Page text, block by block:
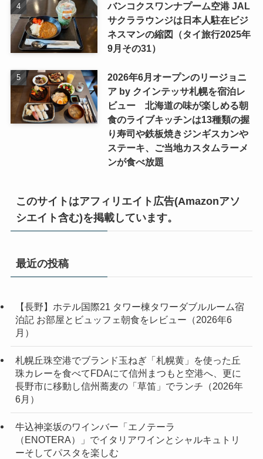
バンコクスワンナプーム空港 JAL
サクララウンジは日本人駐在ビジ
ネスマンの縮図（タイ旅行2025年
9月その31）
2026年6月オープンのリージョニ
ア by クインテッサ札幌を宿泊レ
ビュー 北海道の味が楽しめる朝
食のライブキッチンは13種類の握
り寿司や鉄板焼きジンギスカンや
ステーキ、ご当地カスタムラーメ
ンが食べ放題
このサイトはアフィリエイト広告(Amazonアソ
シエイト含む)を掲載しています。
最近の投稿
【長野】ホテル国際21 タワー棟タワーダブルルーム宿
泊記 お部屋とビュッフェ朝食をレビュー（2026年6
月）
札幌丘珠空港でブランド玉ねぎ「札幌黄」を使った丘
珠カレーを食べてFDAにて信州まつもと空港へ、更に
長野市に移動し信州蕎麦の「草笛」でランチ（2026年
6月）
牛込神楽坂のワインバー「エノテーラ
（ENOTERA）」でイタリアワインとシャルキュトリ
ーそしてパスタを楽しむ